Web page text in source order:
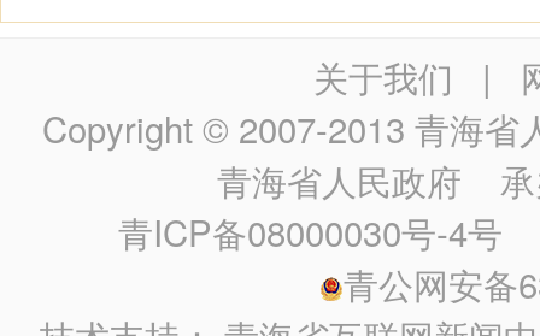
关于我们 |
Copyright © 2007-2013 青海省
青海省人民政府 承
青ICP备08000030号-4号
青公网安备